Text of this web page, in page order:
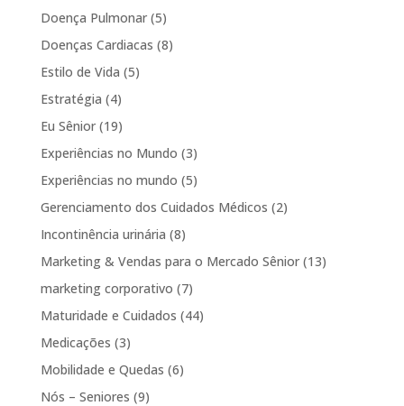
Doença Pulmonar(5)
Doenças Cardiacas (8)
Estilo de Vida (5)
Estratégia (4)
Eu Sênior(19)
Experiências no Mundo (3)
Experiências no mundo (5)
Gerenciamento dos Cuidados Médicos (2)
Incontinência urinária (8)
Marketing & Vendas para o Mercado Sênior(13)
marketing corporativo (7)
Maturidade e Cuidados (44)
Medicações (3)
Mobilidade e Quedas (6)
Nós – Seniores (9)